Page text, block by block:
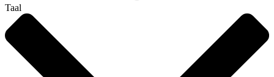
Taal